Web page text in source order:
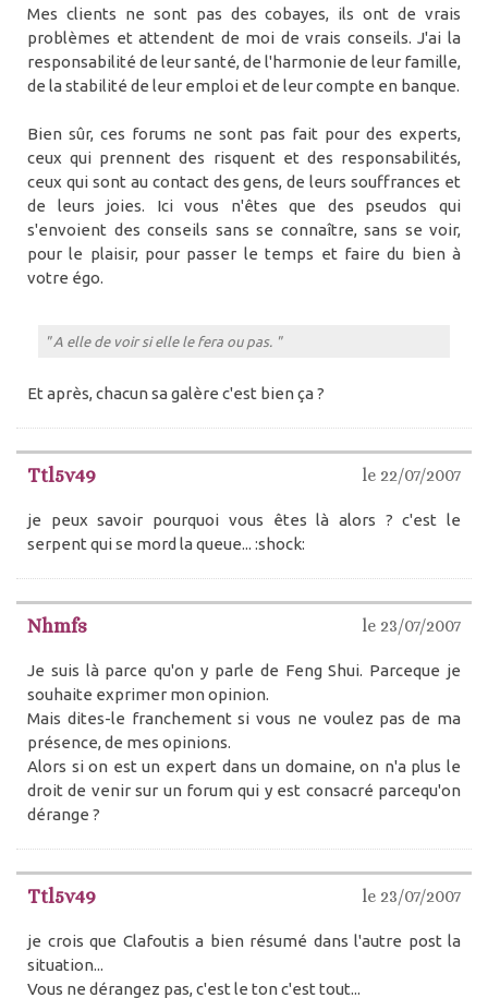
Mes clients ne sont pas des cobayes, ils ont de vrais
problèmes et attendent de moi de vrais conseils. J'ai la
responsabilité de leur santé, de l'harmonie de leur famille,
de la stabilité de leur emploi et de leur compte en banque.
Bien sûr, ces forums ne sont pas fait pour des experts,
ceux qui prennent des risquent et des responsabilités,
ceux qui sont au contact des gens, de leurs souffrances et
de leurs joies. Ici vous n'êtes que des pseudos qui
s'envoient des conseils sans se connaître, sans se voir,
pour le plaisir, pour passer le temps et faire du bien à
votre égo.
" A elle de voir si elle le fera ou pas. "
Et après, chacun sa galère c'est bien ça ?
Ttl5v49 le 22/07/2007
je peux savoir pourquoi vous êtes là alors ? c'est le
serpent qui se mord la queue... :shock:
Nhmfs le 23/07/2007
Je suis là parce qu'on y parle de Feng Shui. Parceque je
souhaite exprimer mon opinion.
Mais dites-le franchement si vous ne voulez pas de ma
présence, de mes opinions.
Alors si on est un expert dans un domaine, on n'a plus le
droit de venir sur un forum qui y est consacré parcequ'on
dérange ?
Ttl5v49 le 23/07/2007
je crois que Clafoutis a bien résumé dans l'autre post la
situation...
Vous ne dérangez pas, c'est le ton c'est tout...